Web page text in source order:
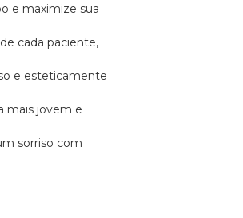
e maximize sua
cada paciente,
e esteticamente
mais jovem e
sorriso com